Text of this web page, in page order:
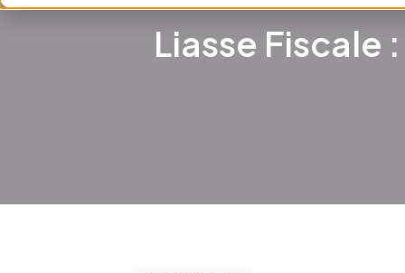
Liasse Fiscale